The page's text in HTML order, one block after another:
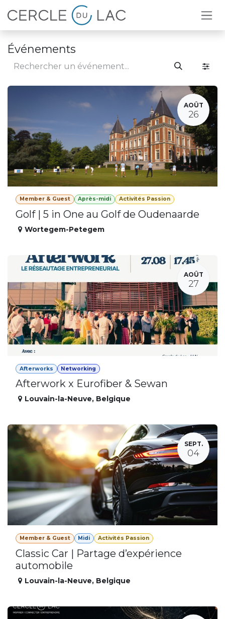
Se rendre au contenu
Événements
AOÛT
26
Member & Guest Après-midi Activités Passion
Golf | 5 in One au Golf de Oudenaarde
Wortegem-Petegem
AOÛT
27
Afterworks Networking
Afterwork x Eurofiber & Sewan
Louvain-la-Neuve, Belgique
SEPT.
04
Member & Guest Midi Activités Passion
Classic Car | Partage d’expérience
automobile
Louvain-la-Neuve, Belgique